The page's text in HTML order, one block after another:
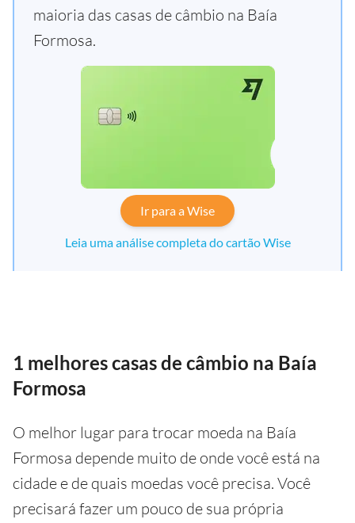
maioria das casas de câmbio na Baía
Formosa.
Ir para a Wise
Leia uma análise completa do cartão Wise
1 melhores casas de câmbio na Baía
Formosa
O melhor lugar para trocar moeda na Baía
Formosa depende muito de onde você está na
cidade e de quais moedas você precisa. Você
precisará fazer um pouco de sua própria